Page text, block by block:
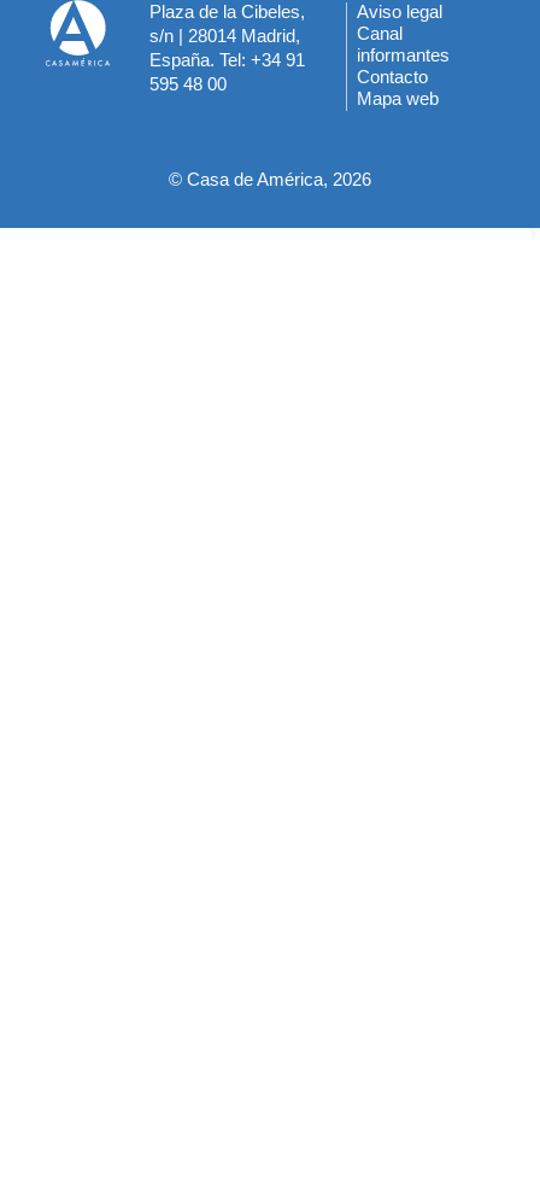
Plaza de la Cibeles,
s/n | 28014 Madrid,
España. Tel: +34 91
595 48 00
Menú
del
pie
Aviso legal
Canal
informantes
Contacto
Mapa web
© Casa de América, 2026